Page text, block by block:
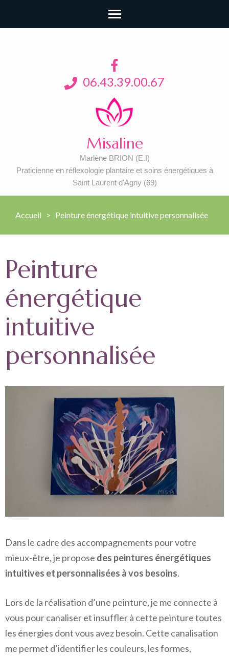
06.43.39.00.67
Misaline
Marlène BRION (E.I)
Praticienne en réflexologie plantaire et soins énergétiques à
Saint Laurent d'Agny (69)
Accueil > Peinture énergétique intuitive personnalisée
Peinture
énergétique
intuitive
personnalisée
Dans le cadre des accompagnements pour votre
mieux-être, je propose des peintures énergétiques
intuitives et personnalisées à vos besoins.
Lors de la réalisation d’une peinture, je me connecte à
vous pour canaliser et insuffler à cette peinture toutes
les énergies dont vous avez besoin. Cette canalisation
me permet d’identifier les couleurs, les formes,